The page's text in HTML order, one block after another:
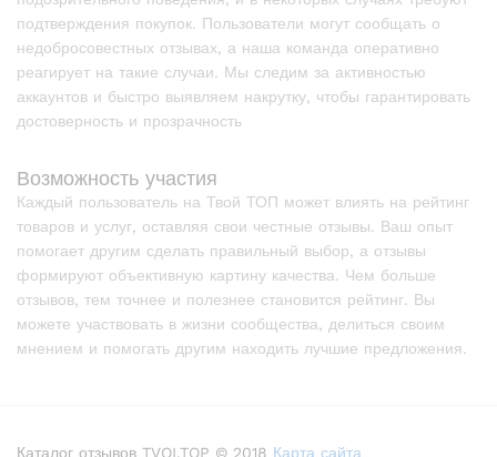
подтверждения покупок. Пользователи могут сообщать о
недобросовестных отзывах, а наша команда оперативно
реагирует на такие случаи. Мы следим за активностью
аккаунтов и быстро выявляем накрутку, чтобы гарантировать
достоверность и прозрачность
Возможность участия
Каждый пользователь на Твой ТОП может влиять на рейтинг
товаров и услуг, оставляя свои честные отзывы. Ваш опыт
помогает другим сделать правильный выбор, а отзывы
формируют объективную картину качества. Чем больше
отзывов, тем точнее и полезнее становится рейтинг. Вы
можете участвовать в жизни сообщества, делиться своим
мнением и помогать другим находить лучшие предложения.
Каталог отзывов TVOI.TOP © 2018 Карта сайта